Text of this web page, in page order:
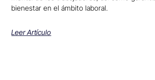
bienestar en el ámbito laboral.
Leer Artículo